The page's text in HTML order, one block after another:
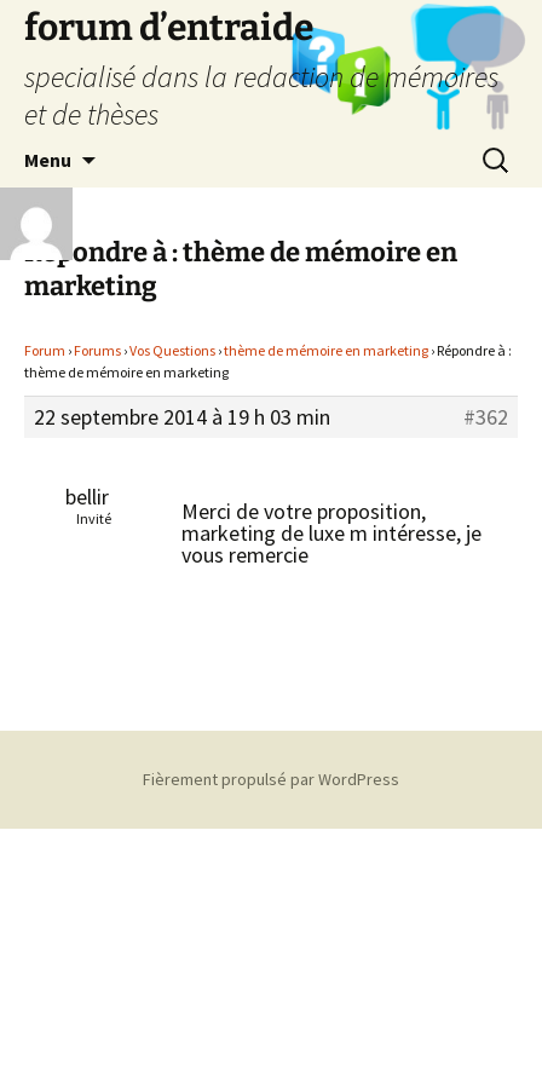
forum d’entraide
specialisé dans la redaction de mémoires
et de thèses
Menu
Répondre à : thème de mémoire en
marketing
Forum ›Forums ›Vos Questions ›thème de mémoire en marketing › Répondre à :
thème de mémoire en marketing
22 septembre 2014 à 19 h 03 min #362
bellir
Invité Merci de votre proposition,
marketing de luxe m intéresse, je
vous remercie
Fièrement propulsé par WordPress